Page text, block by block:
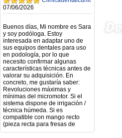
07/06/2026
Buenos días, Mi nombre es Sara
y soy podóloga. Estoy
interesada en adaptar uno de
sus equipos dentales para uso
en podología, por lo que
necesito confirmar algunas
características técnicas antes de
valorar su adquisición. En
concreto, me gustaría saber:
Revoluciones máximas y
mínimas del micromotor. Si el
sistema dispone de irrigación /
técnica húmeda. Si es
compatible con mango recto
(pieza recta para fresas de
podología). Velocidad del
mango recto. Si dispone de